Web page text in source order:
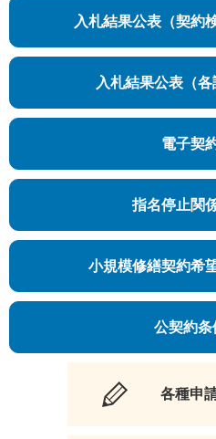
入札結果公表（契約
入札結果公表（各
電子契
指名停止関
小規模修繕契約希
公契約条
各種申